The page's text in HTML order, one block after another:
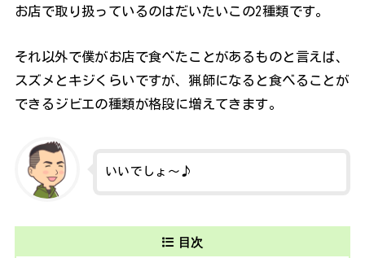
お店で取り扱っているのはだいたいこの2種類です。
それ以外で僕がお店で食べたことがあるものと言えば、
スズメとキジくらいですが、猟師になると食べることが
できるジビエの種類が格段に増えてきます。
いいでしょ～♪
目次